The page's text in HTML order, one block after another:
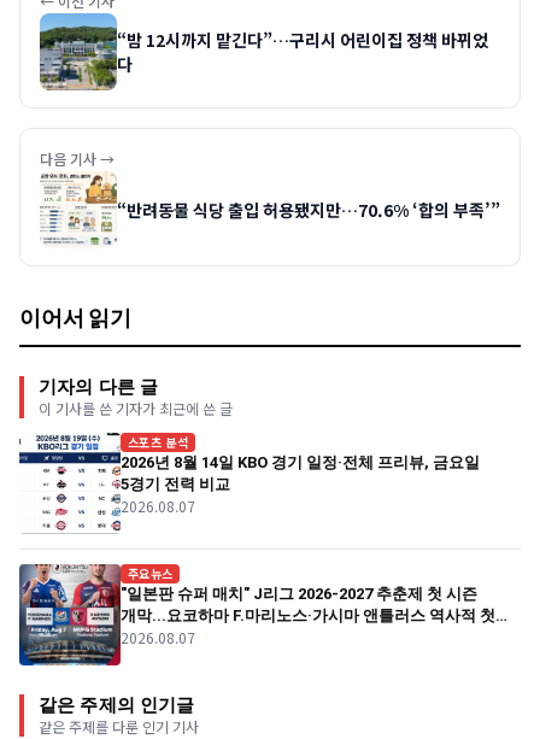
“밤 12시까지 맡긴다”…구리시 어린이집 정책 바뀌었
다
다음 기사 →
“반려동물 식당 출입 허용됐지만…70.6% ‘합의 부족’”
이어서 읽기
기자의 다른 글
이 기사를 쓴 기자가 최근에 쓴 글
스포츠 분석
2026년 8월 14일 KBO 경기 일정·전체 프리뷰, 금요일
5경기 전력 비교
2026.08.07
주요뉴스
"일본판 슈퍼 매치" J리그 2026-2027 추춘제 첫 시즌
개막...요코하마 F.마리노스·가시마 앤틀러스 역사적 첫
경기
2026.08.07
같은 주제의 인기글
같은 주제를 다룬 인기 기사